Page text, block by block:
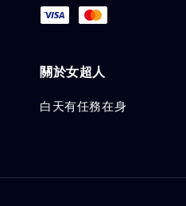
關於女超人
白天有任務在身